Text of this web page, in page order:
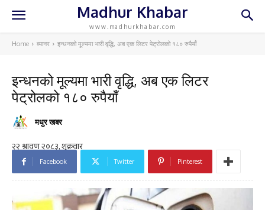
Madhur Khabar
www.madhurkhabar.com
Home ब्यानर इन्धनको मूल्यमा भारी वृद्धि, अब एक लिटर पेट्रोलको १८० रुपैयाँ
इन्धनको मूल्यमा भारी वृद्धि, अब एक लिटर
पेट्रोलको १८० रुपैयाँ
मधुर खबर
Facebook Twitter Pinterest